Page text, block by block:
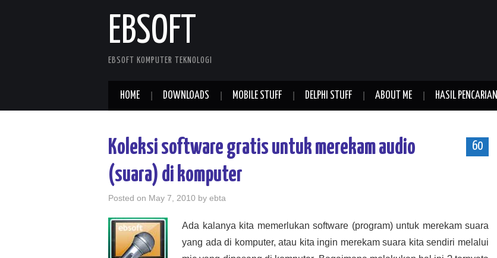
EBSOFT
EBSOFT KOMPUTER TEKNOLOGI
HOME DOWNLOADS MOBILE STUFF DELPHI STUFF ABOUT ME HASIL PENCARIAN
60
Koleksi software gratis untuk merekam audio
(suara) di komputer
Posted on May 7, 2010 by ebta
Ada kalanya kita memerlukan software (program) untuk merekam suara
yang ada di komputer, atau kita ingin merekam suara kita sendiri melalui